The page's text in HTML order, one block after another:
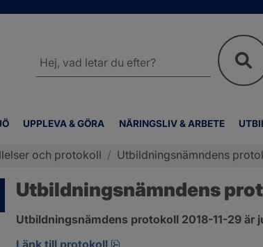
UPPLEVA & GÖRA NÄRINGSLIV & ARBETE
webbplatsen
och protokoll / Utbildningsnämndens
Utbildningsnämndens
Utbildningsnämdens protokoll 2018-11-29 är
Länk till protokoll
pdf, 266.9 kB, öppnas i